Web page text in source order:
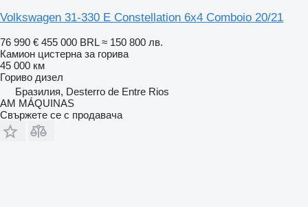
Volkswagen 31-330 E Constellation 6x4 Comboio 20/21
76 990 € 455 000 BRL ≈ 150 800 лв.
Камион цистерна за горива
45 000 км
Гориво дизел
Бразилия, Desterro de Entre Rios
AM MÁQUINAS
Свържете се с продавача